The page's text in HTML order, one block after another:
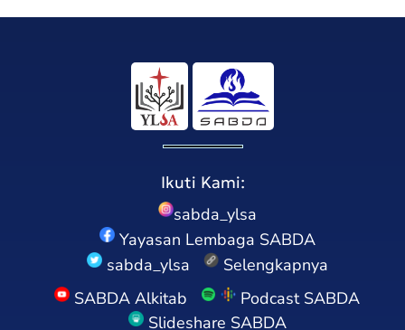
Ikuti Kami:
sabda_ylsa
Yayasan Lembaga SABDA
sabda_ylsa
Selengkapnya
SABDA Alkitab
Podcast SABDA
Slideshare SABDA